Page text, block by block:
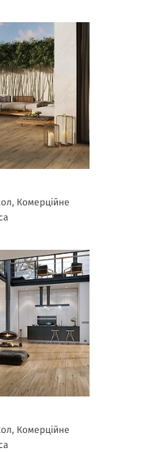
Комерційне
Комерційне